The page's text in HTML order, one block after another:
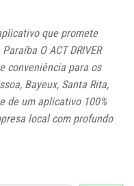
que promete
O ACT DRIVER
conveniência para os
Bayeux, Santa Rita,
de um aplicativo 100%
local com profundo